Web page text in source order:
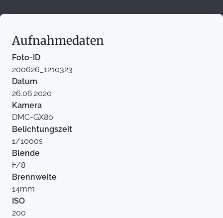
Aufnahmedaten
Foto-ID
200626_1210323
Datum
26.06.2020
Kamera
DMC-GX80
Belichtungszeit
1/1000s
Blende
F/8
Brennweite
14mm
ISO
200